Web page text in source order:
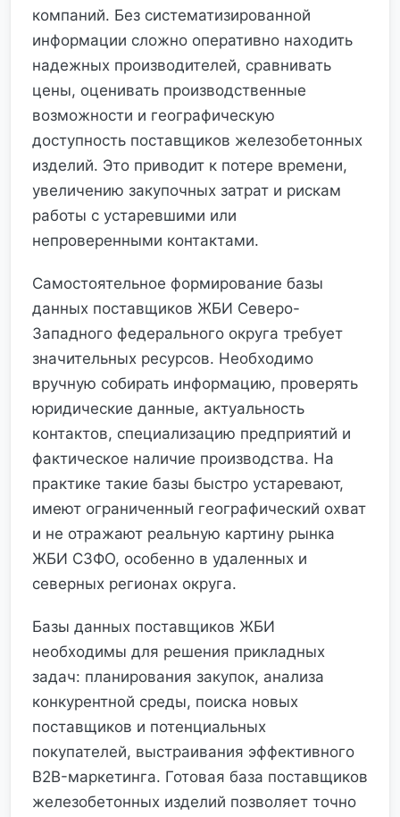
компаний. Без систематизированной
информации сложно оперативно находить
надежных производителей, сравнивать
цены, оценивать производственные
возможности и географическую
доступность поставщиков железобетонных
изделий. Это приводит к потере времени,
увеличению закупочных затрат и рискам
работы с устаревшими или
непроверенными контактами.
Самостоятельное формирование базы
данных поставщиков ЖБИ Северо-
Западного федерального округа требует
значительных ресурсов. Необходимо
вручную собирать информацию, проверять
юридические данные, актуальность
контактов, специализацию предприятий и
фактическое наличие производства. На
практике такие базы быстро устаревают,
имеют ограниченный географический охват
и не отражают реальную картину рынка
ЖБИ СЗФО, особенно в удаленных и
северных регионах округа.
Базы данных поставщиков ЖБИ
необходимы для решения прикладных
задач: планирования закупок, анализа
конкурентной среды, поиска новых
поставщиков и потенциальных
покупателей, выстраивания эффективного
B2B-маркетинга. Готовая база поставщиков
железобетонных изделий позволяет точно